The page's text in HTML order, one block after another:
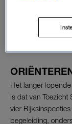
Het langer
is dat van Toezicht
vier
begeleiding,